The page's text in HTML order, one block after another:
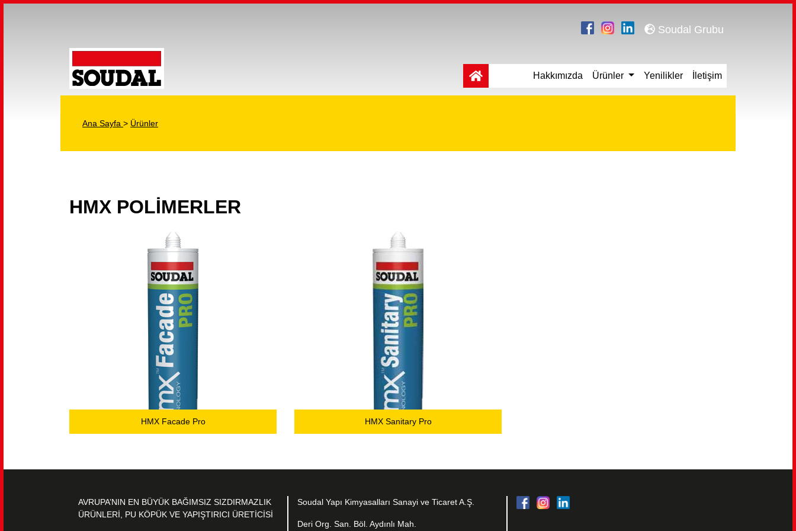
Soudal Grubu
Hakkımızda Ürünler Yenilikler İletişim
Ana Sayfa > Ürünler
HMX POLİMERLER
HMX Facade Pro HMX Sanitary Pro
AVRUPA’NIN EN BÜYÜK BAĞIMSIZ SIZDIRMAZLIK
ÜRÜNLERİ, PU KÖPÜK VE YAPIŞTIRICI ÜRETİCİSİ
Soudal Yapı Kimyasalları Sanayi ve Ticaret A.Ş.
Deri Org. San. Böl. Aydınlı Mah.